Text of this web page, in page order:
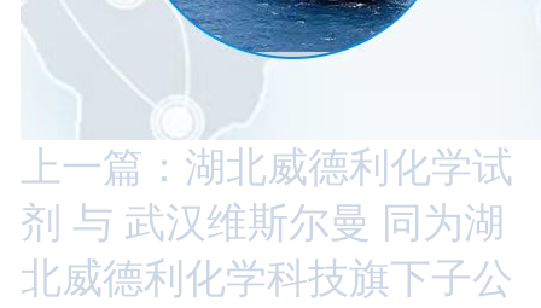
上一篇：湖北威德利化学试
剂 与 武汉维斯尔曼 同为湖
北威德利化学科技旗下子公